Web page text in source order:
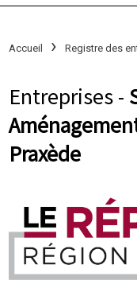
Accueil Registre des
Entreprises -
Praxède